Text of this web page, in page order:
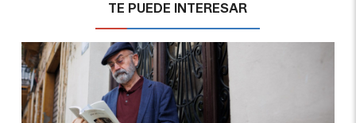
TE PUEDE INTERESAR